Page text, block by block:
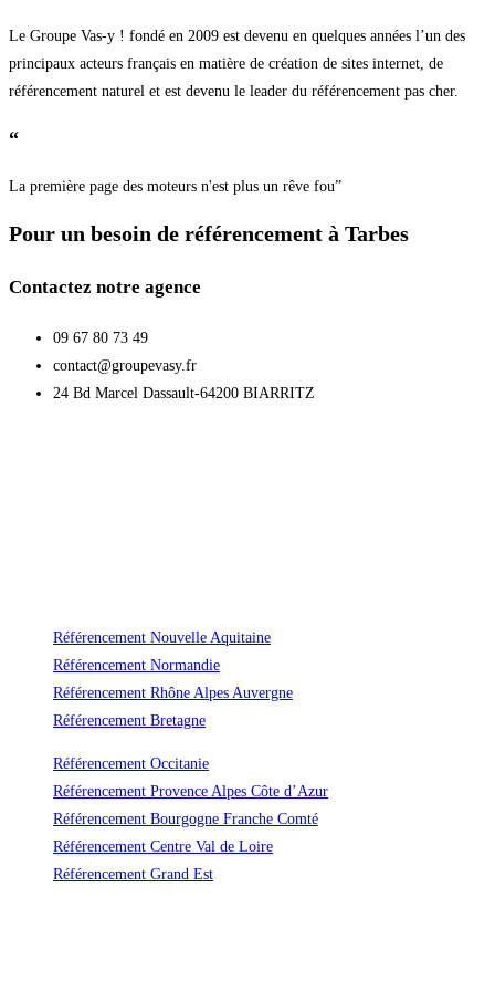
Le Groupe Vas-y ! fondé en 2009 est devenu en quelques années l’un des
principaux acteurs français en matière de création de sites internet, de
référencement naturel et est devenu le leader du référencement pas cher.
“
La première page des moteurs n'est plus un rêve fou”
Pour un besoin de référencement à Tarbes
Contactez notre agence
09 67 80 73 49
contact@groupevasy.fr
24 Bd Marcel Dassault-64200 BIARRITZ
Référencement Nouvelle Aquitaine
Référencement Normandie
Référencement Rhône Alpes Auvergne
Référencement Bretagne
Référencement Occitanie
Référencement Provence Alpes Côte d’Azur
Référencement Bourgogne Franche Comté
Référencement Centre Val de Loire
Référencement Grand Est